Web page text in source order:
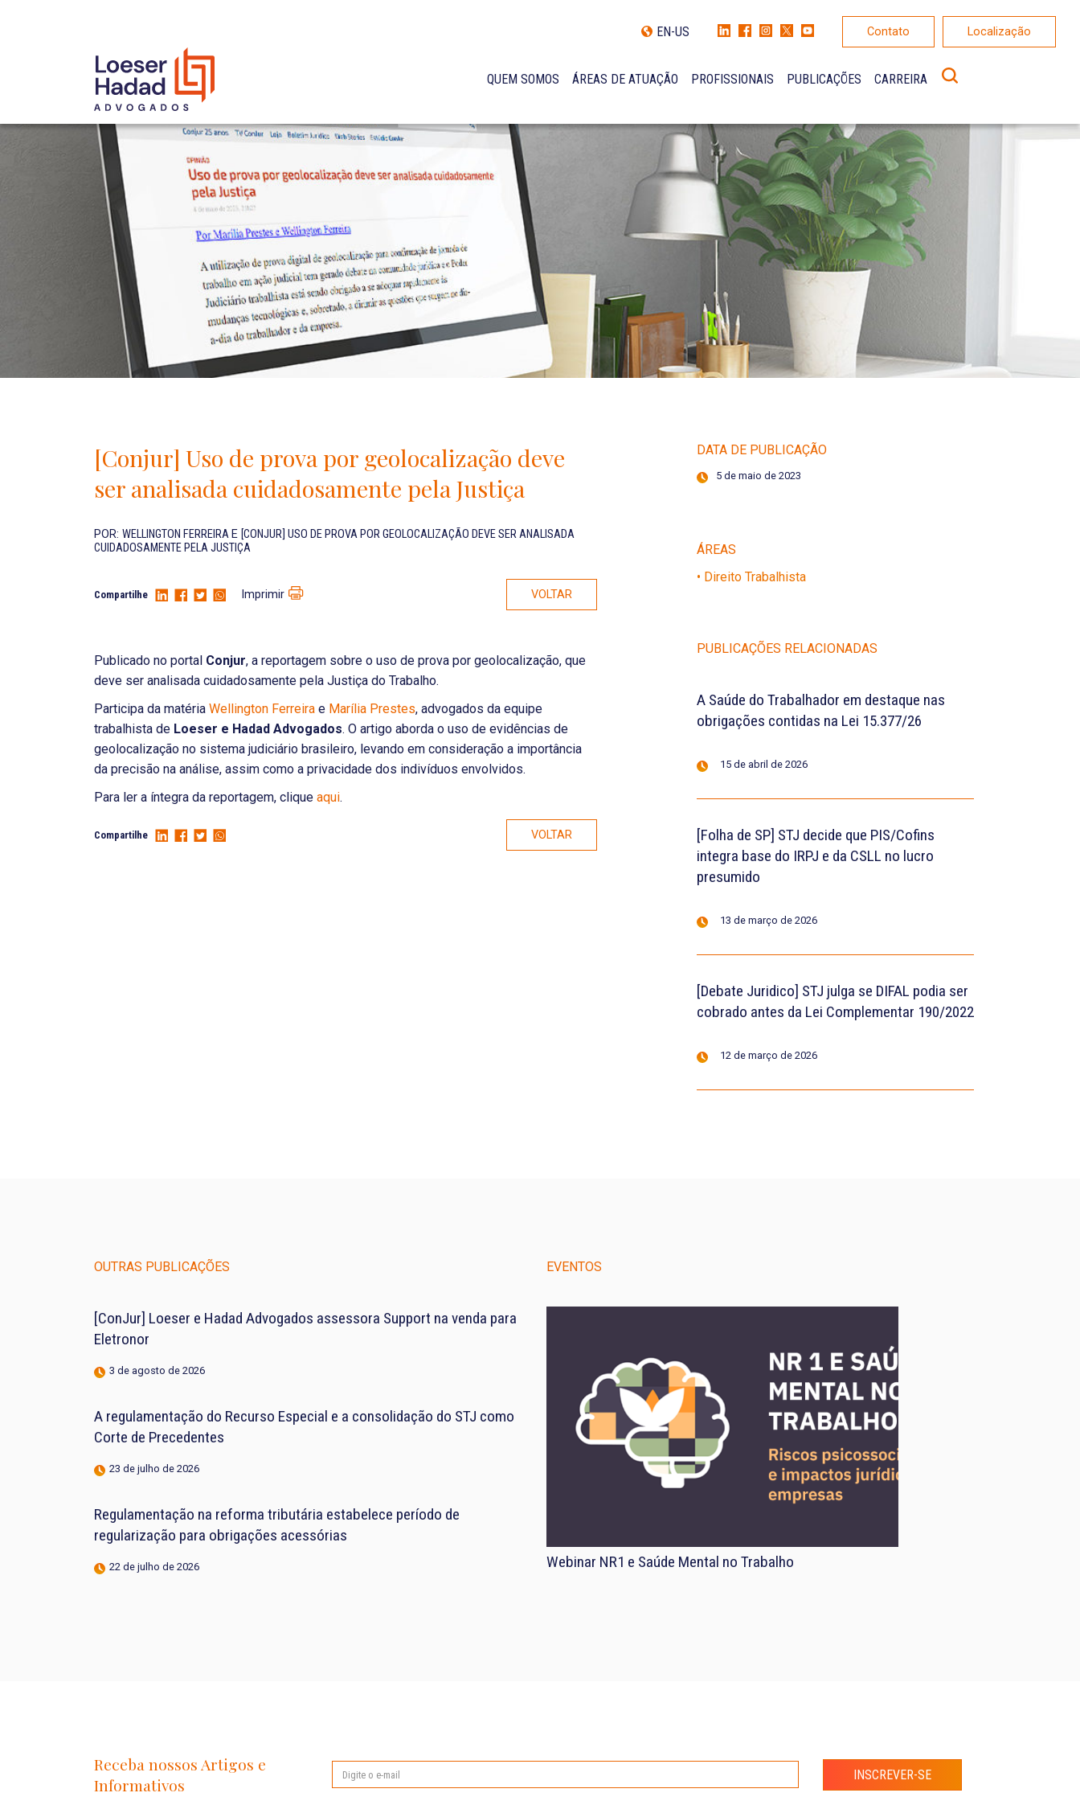
INTERNATIONAL NETWORK
PRÊMIOS
NOSSA EQUIPE
EN-US Contato Localização
QUEM SOMOS
INCLUSÃO E DIVERSIDADE
INTERNATIONAL NETWORK
PRÊMIOS
NOSSA EQUIPE
ÁREAS DE ATUAÇÃO PROFISSIONAIS PUBLICAÇÕES CARREIRA
[Conjur] Uso de prova por geolocalização deve
ser analisada cuidadosamente pela Justiça
POR: WELLINGTON FERREIRA E [CONJUR] USO DE PROVA POR GEOLOCALIZAÇÃO DEVE SER ANALISADA
CUIDADOSAMENTE PELA JUSTIÇA
Compartilhe Imprimir VOLTAR
Publicado no portal Conjur, a reportagem sobre o uso de prova por geolocalização, que
deve ser analisada cuidadosamente pela Justiça do Trabalho.
Participa da matéria Wellington Ferreira e Marília Prestes, advogados da equipe
trabalhista de Loeser e Hadad Advogados. O artigo aborda o uso de evidências de
geolocalização no sistema judiciário brasileiro, levando em consideração a importância
da precisão na análise, assim como a privacidade dos indivíduos envolvidos.
Para ler a íntegra da reportagem, clique aqui.
Compartilhe VOLTAR
DATA DE PUBLICAÇÃO
5 de maio de 2023
ÁREAS
• Direito Trabalhista
PUBLICAÇÕES RELACIONADAS
A Saúde do Trabalhador em destaque nas
obrigações contidas na Lei 15.377/26
15 de abril de 2026
[Folha de SP] STJ decide que PIS/Cofins
integra base do IRPJ e da CSLL no lucro
presumido
13 de março de 2026
[Debate Juridico] STJ julga se DIFAL podia ser
cobrado antes da Lei Complementar 190/2022
12 de março de 2026
OUTRAS PUBLICAÇÕES
[ConJur] Loeser e Hadad Advogados assessora Support na venda para
Eletronor
3 de agosto de 2026
A regulamentação do Recurso Especial e a consolidação do STJ como
Corte de Precedentes
23 de julho de 2026
Regulamentação na reforma tributária estabelece período de
regularização para obrigações acessórias
22 de julho de 2026
EVENTOS
Webinar NR1 e Saúde Mental no Trabalho
Receba nossos Artigos e
Informativos
INSCREVER-SE